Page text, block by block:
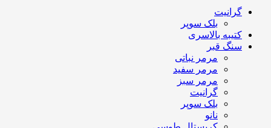
گرانیت
بلک سوپر
کتیبه بالاسری
سنگ قبر
مرمر نباتی
مرمر سفید
مرمر سبز
گرانیت
بلک سوپر
نانو